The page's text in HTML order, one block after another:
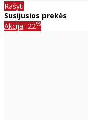
Rašyti
Susijusios prekės
Akcija -22%